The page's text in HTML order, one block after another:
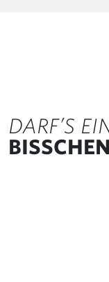
DARF’S